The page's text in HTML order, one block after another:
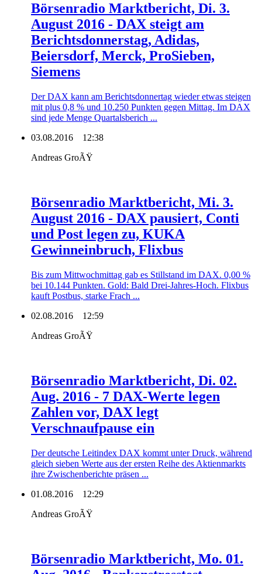
Börsenradio Marktbericht, Di. 3.
August 2016 - DAX steigt am
Berichtsdonnerstag, Adidas,
Beiersdorf, Merck, ProSieben,
Siemens
Der DAX kann am Berichtsdonnertag wieder etwas steigen
mit plus 0,8 % und 10.250 Punkten gegen Mittag. Im DAX
sind jede Menge Quartalsberich ...
03.08.2016
12:38
Andreas GroÃŸ
Börsenradio Marktbericht, Mi. 3.
August 2016 - DAX pausiert, Conti
und Post legen zu, KUKA
Gewinneinbruch, Flixbus
Bis zum Mittwochmittag gab es Stillstand im DAX. 0,00 %
bei 10.144 Punkten. Gold: Bald Drei-Jahres-Hoch. Flixbus
kauft Postbus, starke Frach ...
02.08.2016
12:59
Andreas GroÃŸ
Börsenradio Marktbericht, Di. 02.
Aug. 2016 - 7 DAX-Werte legen
Zahlen vor, DAX legt
Verschnaufpause ein
Der deutsche Leitindex DAX kommt unter Druck, während
gleich sieben Werte aus der ersten Reihe des Aktienmarkts
ihre Zwischenberichte präsen ...
01.08.2016
12:29
Andreas GroÃŸ
Börsenradio Marktbericht, Mo. 01.